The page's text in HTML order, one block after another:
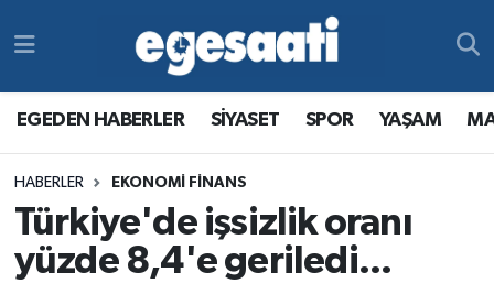
EGEDEN HABERLER SİYASET SPOR YAŞAM
HABERLER EKONOMİ FİNANS
Türkiye'de işsizlik oranı
yüzde 8,4'e geriledi...
MAGAZİN
YAŞAM
Tüm Manşetler